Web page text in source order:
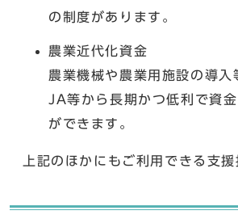
の制度があります。
農業近代化資金
農業機械や農業用施設の導入
JA等から長期かつ低利で資
ができます。
上記のほかにもご利用できる支